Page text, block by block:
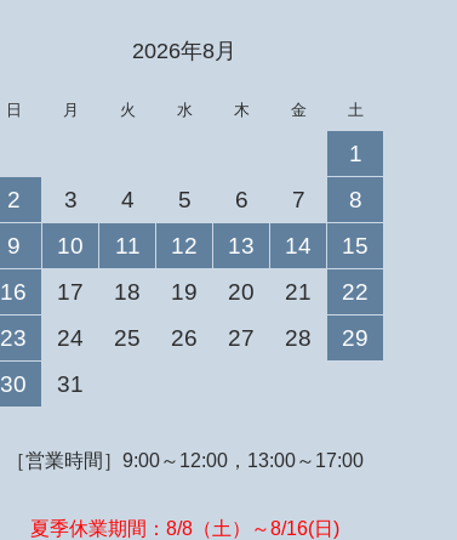
2026年8月
日 月 火 水 木 金 土
1
2
3 4 5 6 7
8
9
10 11 12 13 14
15
16
17 18 19 20 21
22
23
24 25 26 27 28
29
30
31
［営業時間］9:00～12:00，13:00～17:00
夏季休業期間：8/8（土）～8/16(日)